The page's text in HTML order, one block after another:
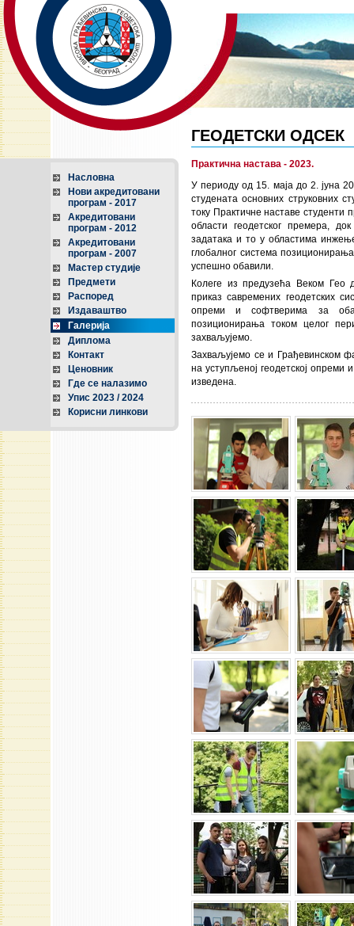
ГЕОДЕТСКИ ОДСЕК
Насловна
Нови акредитовани
програм - 2017
Акредитовани
програм - 2012
Акредитовани
програм - 2007
Мастер студије
Предмети
Распоред
Издаваштво
Галерија
Диплома
Контакт
Ценовник
Где се налазимо
Упис 2023 / 2024
Корисни линкови
Практична настава - 2023.
У периоду од 15. маја до 2. јуна
студената основних струковних
току Практичне наставе студенти
области геодетског премера,
задатака и то у областима
глобалног система
успешно обавили.
Колеге из предузећа Веком Гео
приказ савремених геодетских
опреми и софтверима за
позиционирања током целог
захваљујемо.
Захваљујемо се и Грађевинском
на уступљеној геодетској опреми
изведена.